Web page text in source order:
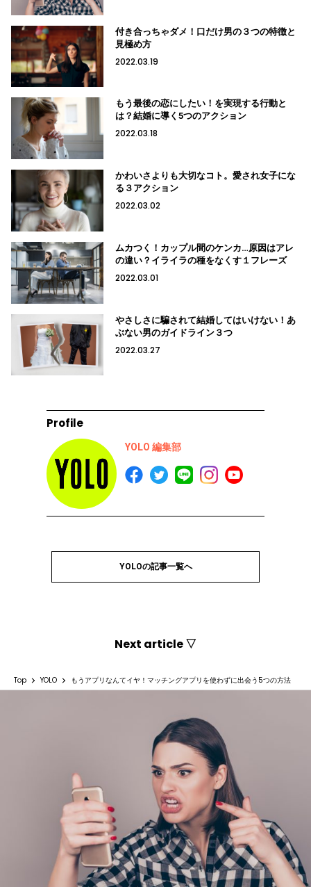
付き合っちゃダメ！口だけ男の３つの特徴と
見極め方
2022.03.19
もう最後の恋にしたい！を実現する行動と
は？結婚に導く5つのアクション
2022.03.18
かわいさよりも大切なコト。愛され女子にな
る３アクション
2022.03.02
ムカつく！カップル間のケンカ…原因はアレ
の違い？イライラの種をなくす１フレーズ
2022.03.01
やさしさに騙されて結婚してはいけない！あ
ぶない男のガイドライン３つ
2022.03.27
Profile
YOLO 編集部
YOLOの記事一覧へ
Next article ▽
Top YOLO もうアプリなんてイヤ！マッチングアプリを使わずに出会う5つの方法